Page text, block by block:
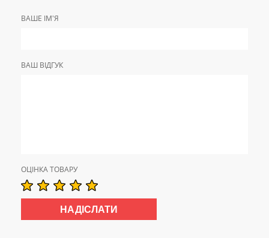
ВАШЕ ІМ'Я
ВАШ ВІДГУК
ОЦІНКА ТОВАРУ